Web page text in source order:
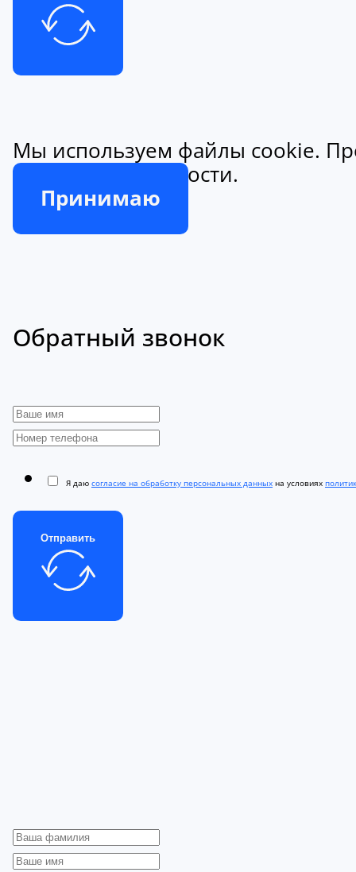
Мы используем файлы cookie.
конфиденциальности.
Принимаю
Обратный звонок
Я даю согласие на обработку персональных данных на условиях
Отправить